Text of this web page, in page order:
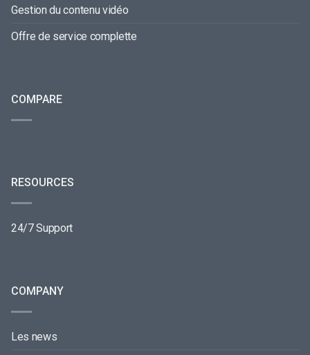
Gestion du contenu vidéo
Offre de service complette
COMPARE
RESOURCES
24/7 Support
COMPANY
Les news